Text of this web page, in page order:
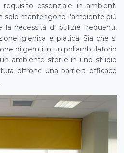
essenziale in ambienti
solo mantengono l'ambiente più
la necessità di pulizie frequenti,
igienica e pratica. Sia che si
di germi in un poliambulatorio
ambiente sterile in uno studio
offrono una barriera efficace